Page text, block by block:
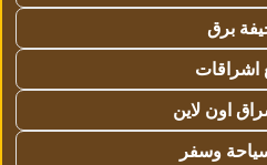
برق
اشراقات
اون لاين
وسفر